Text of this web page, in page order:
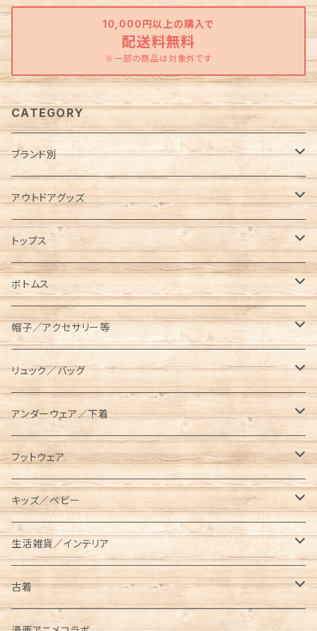
10,000円以上の購入で
配送料無料
※一部の商品は対象外です
CATEGORY
ブランド別
Abu Garcia（アブガルシア）
anello（アネロ）
AO Coolers（エーオークーラーズ）
asobito（アソビト）
AVIREX（アビレックス）
BEN DAVIS（ベンデイビス）
BRIEFING（ブリーフィング）
BUTTERFLY TWISTS（バタフライツイスト）
Champion（チャンピオン）
CHUMS（チャムス）
東北限定販売アイテム
アウトドアグッズ
焚き火グッズ
ケース各種
コンテナ／ツールボックス
スキレットケース
ダッチオーブンケース
ポールケース
メスティンケース
トラッシュバッグ／ゴミ入れ
薪入れ／薪バッグ
トイレットペーパー／ティッシュケース
テーブル／チェア
コット／マット
レジャーシート／グランドシート
ランタン／ライト類
タンブラー／水筒
クッカー／食器
メスティン
ケトル
トップス
ノースリーブ／タンクトップ
半袖Tシャツ
長袖／ハンパ袖Tシャツ
長袖Tシャツ
七分袖Tシャツ
シャツ
長袖
半袖
スウェット／トレーナー
半袖
長袖
パーカー
プルパーカー
ジップパーカー
ジャケット／アウター
コーチジャケット
中綿ジャケット
オーバーオール／オールインワン
ボトムス
オーバーオール／オールインワン
ロングパンツ
ハーフパンツ／ショーツ
クロップドパンツ
帽子／アクセサリー等
キャップ／ハット
ベルト／サスペンダー
マフラー／ネックウォーマー／ネックゲイター
ニットキャップ
手袋／グローブ
パスケース
リュック／バッグ
リュック
ショルダーバッグ
メッセンジャーバッグ
サコッシュ／ポーチ
トートバッグ
アンダーウェア／下着
ソックス
ロング
ショート／アンクル
レギンス／スパッツ
フットウェア
スニーカー
サンダル
ブーツ
キッズ／ベビー
キッズ
半袖Tシャツ
長袖Tシャツ
ベビー
ベビービブ
生活雑貨／インテリア
タンブラー／コップ／水筒
古着